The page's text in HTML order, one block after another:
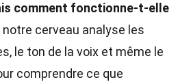
comment fonctionne-t-elle
notre cerveau analyse les
le ton de la voix et même le
comprendre ce que